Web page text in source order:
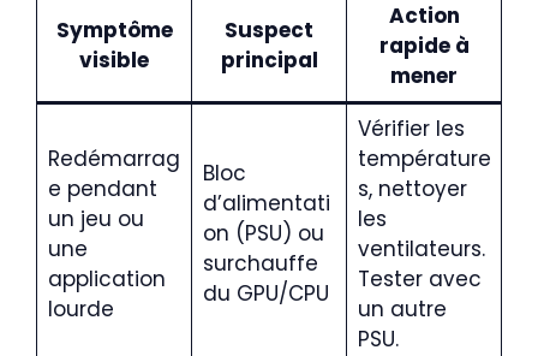
Symptôme
visible
Suspect
principal
Action
rapide à
mener
Redémarrag
e pendant
un jeu ou
une
application
lourde
Bloc
d’alimentati
on (PSU) ou
surchauffe
du GPU/CPU
Vérifier les
température
s, nettoyer
les
ventilateurs.
Tester avec
un autre
PSU.